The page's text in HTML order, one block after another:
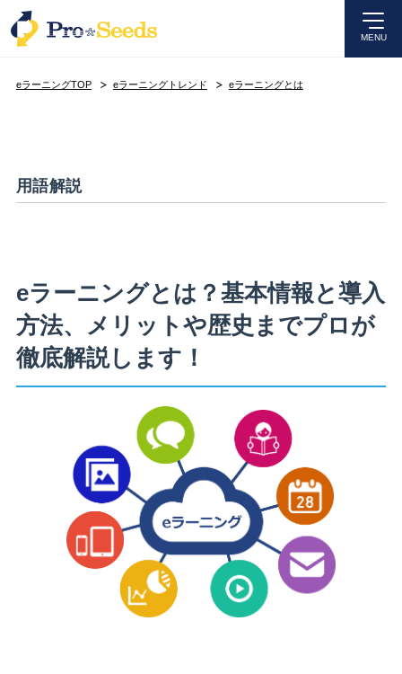
MENU
eラーニングTOP eラーニングトレンド eラーニングとは
用語解説
eラーニングとは？基本情報と導入
方法、メリットや歴史までプロが
徹底解説します！